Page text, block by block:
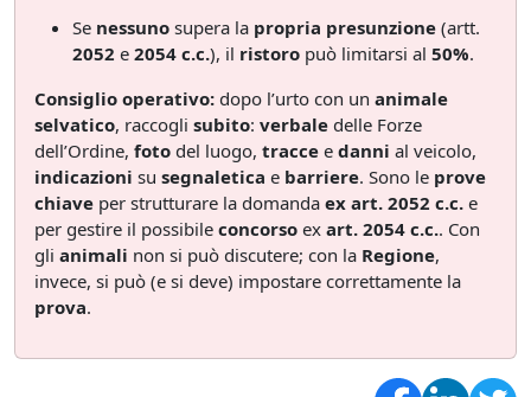
Se nessuno supera la propria presunzione (artt.
2052 e 2054 c.c.), il ristoro può limitarsi al 50%.
Consiglio operativo: dopo l’urto con un animale
selvatico, raccogli subito: verbale delle Forze
dell’Ordine, foto del luogo, tracce e danni al veicolo,
indicazioni su segnaletica e barriere. Sono le prove
chiave per strutturare la domanda ex art. 2052 c.c. e
per gestire il possibile concorso ex art. 2054 c.c.. Con
gli animali non si può discutere; con la Regione,
invece, si può (e si deve) impostare correttamente la
prova.